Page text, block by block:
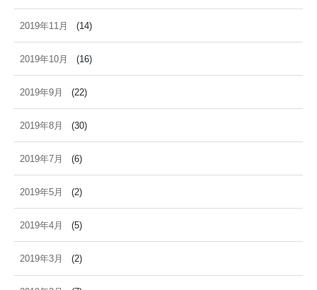
2019年11月 (14)
2019年10月 (16)
2019年9月 (22)
2019年8月 (30)
2019年7月 (6)
2019年5月 (2)
2019年4月 (5)
2019年3月 (2)